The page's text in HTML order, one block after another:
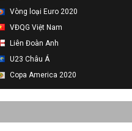
Vòng loại Euro 2020
VĐQG Việt Nam
Liên Đoàn Anh
U23 Châu Á
Copa America 2020